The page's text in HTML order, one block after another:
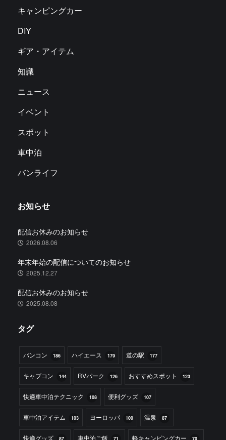
キャンピングカー
DIY
ギア・アイテム
知識
ニュース
イベント
スポット
車中泊
バンライフ
お知らせ
配信お休みのお知らせ
2026.08.06
年末年始の配信についてのお知らせ
2025.12.27
配信お休みのお知らせ
2025.08.08
タグ
バンコン 186 ハイエース 179 道の駅 177
キャブコン 144 RVパーク 126 おすすめスポット 123
快適車中泊テクニック 108 便利グッズ 107
車中泊アイテム 103 ヨーロッパ 100 温泉 87
快適グッズ 87 車中泊ご飯 71 軽キャンピングカー 70